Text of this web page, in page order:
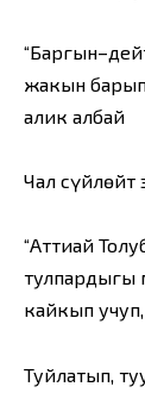
жакын барып
алик албай
Чал сүйлөйт
“Аттиңай
кайкып учуп,
Туйлатып,